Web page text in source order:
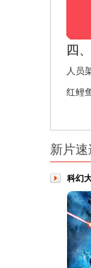
四
人员
红
新片速
科幻